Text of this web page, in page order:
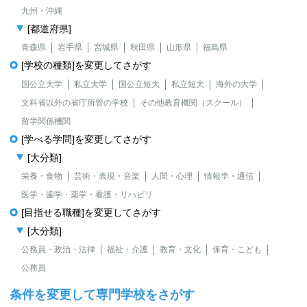
九州・沖縄
[都道府県]
青森県 岩手県 宮城県 秋田県 山形県 福島県
[学校の種類]を変更してさがす
国公立大学 私立大学 国公立短大 私立短大
海外の大学
文科省以外の省庁所管の学校
その他教育機関（スクール）
留学関係機関
[学べる学問]を変更してさがす
[大分類]
栄養・食物 芸術・表現・音楽 人間・心理
情報学・通信
医学・歯学・薬学・看護・リハビリ
[目指せる職種]を変更してさがす
[大分類]
公務員・政治・法律 福祉・介護 教育・文化
保育・こども
公務員
条件を変更して専門学校をさがす